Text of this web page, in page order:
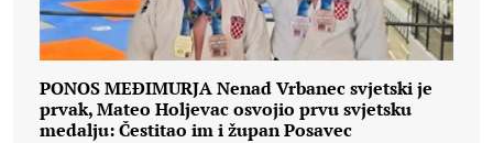
PONOS MEĐIMURJA Nenad Vrbanec svjetski je
prvak, Mateo Holjevac osvojio prvu svjetsku
medalju: Čestitao im i župan Posavec